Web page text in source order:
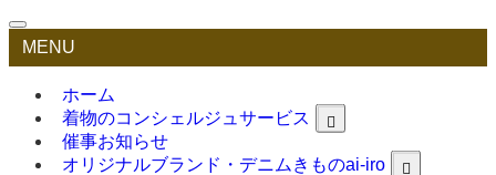
MENU
ホーム
着物のコンシェルジュサービス
催事お知らせ
オリジナルブランド・デニムきものai-iro